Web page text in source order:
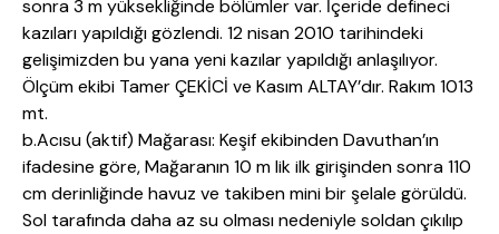
sonra 3 m yüksekliğinde bölümler var. İçeride defineci
kazıları yapıldığı gözlendi. 12 nisan 2010 tarihindeki
gelişimizden bu yana yeni kazılar yapıldığı anlaşılıyor.
Ölçüm ekibi Tamer ÇEKİCİ ve Kasım ALTAY’dır. Rakım 1013
mt.
b.Acısu (aktif) Mağarası: Keşif ekibinden Davuthan’ın
ifadesine göre, Mağaranın 10 m lik ilk girişinden sonra 110
cm derinliğinde havuz ve takiben mini bir şelale görüldü.
Sol tarafında daha az su olması nedeniyle soldan çıkılıp